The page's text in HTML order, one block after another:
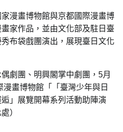
漫畫博物館與京都國際漫畫博
家作品，並由文化部及駐日臺
布袋戲團演出，展現臺日文化
劇團、明興閣掌中劇團，5月
畫博物館「「臺灣少年與日
」展覽開幕系列活動助陣演
）